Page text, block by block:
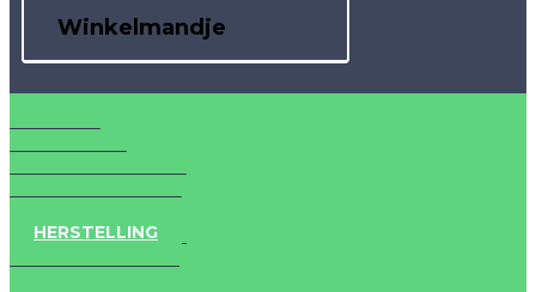
Winkelmandje
HERSTELLING